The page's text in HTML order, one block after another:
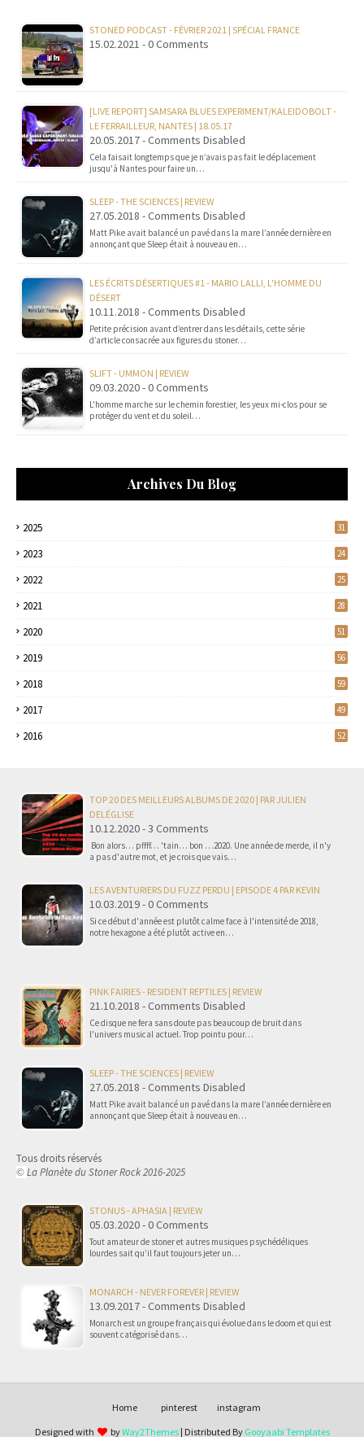
STONED PODCAST - FÉVRIER 2021 | SPÉCIAL FRANCE
15.02.2021 - 0 Comments
[LIVE REPORT] SAMSARA BLUES EXPERIMENT/KALEIDOBOLT -
LE FERRAILLEUR, NANTES | 18.05.17
20.05.2017 - Comments Disabled
Cela faisait longtemps que je n’avais pas fait le déplacement
jusqu'à Nantes pour faire un…
SLEEP - THE SCIENCES | REVIEW
27.05.2018 - Comments Disabled
Matt Pike avait balancé un pavé dans la mare l’année dernière en
annonçant que Sleep était à nouveau en…
LES ÉCRITS DÉSERTIQUES #1 - MARIO LALLI, L'HOMME DU
DÉSERT
10.11.2018 - Comments Disabled
Petite précision avant d’entrer dans les détails, cette série
d’article consacrée aux figures du stoner…
SLIFT - UMMON | REVIEW
09.03.2020 - 0 Comments
L'homme marche sur le chemin forestier, les yeux mi-clos pour se
protéger du vent et du soleil…
Archives Du Blog
2025 31
2023 24
2022 25
2021 28
2020 51
2019 56
2018 59
2017 49
2016 52
TOP 20 DES MEILLEURS ALBUMS DE 2020 | PAR JULIEN
DELÉGLISE
10.12.2020 - 3 Comments
Bon alors… pffff… 'tain… bon …2020. Une année de merde, il n'y
a pas d'autre mot, et je crois que vais…
LES AVENTURIERS DU FUZZ PERDU | EPISODE 4 PAR KEVIN
10.03.2019 - 0 Comments
Si ce début d'année est plutôt calme face à l'intensité de 2018,
notre hexagone a été plutôt active en…
PINK FAIRIES - RESIDENT REPTILES | REVIEW
21.10.2018 - Comments Disabled
Ce disque ne fera sans doute pas beaucoup de bruit dans
l'univers musical actuel. Trop pointu pour…
SLEEP - THE SCIENCES | REVIEW
27.05.2018 - Comments Disabled
Matt Pike avait balancé un pavé dans la mare l’année dernière en
annonçant que Sleep était à nouveau en…
Tous droits réservés
© La Planète du Stoner Rock 2016-2025
STONUS - APHASIA | REVIEW
05.03.2020 - 0 Comments
Tout amateur de stoner et autres musiques psychédéliques
lourdes sait qu’il faut toujours jeter un…
MONARCH - NEVER FOREVER | REVIEW
13.09.2017 - Comments Disabled
Monarch est un groupe français qui évolue dans le doom et qui est
souvent catégorisé dans…
Home pinterest
instagram
Designed with
byWay2Themes| Distributed By Gooyaabi Templates